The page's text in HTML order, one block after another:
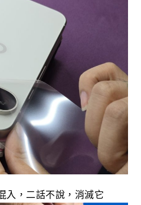
入，二話不說，消滅它